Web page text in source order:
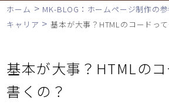
ホーム > MK-BLOG：ホームページ制作の
キャリア >基本が大事？HTMLのコードっ
基本が大事？HTMLの
書くの？